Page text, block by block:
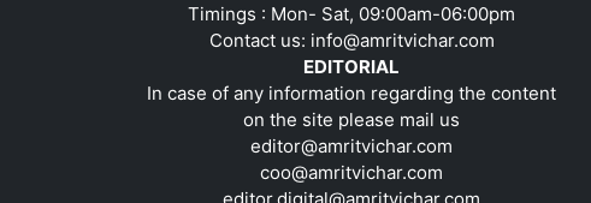
Timings : Mon- Sat, 09:00am-06:00pm
Contact us: info@amritvichar.com
EDITORIAL
In case of any information regarding the content
on the site please mail us
editor@amritvichar.com
coo@amritvichar.com